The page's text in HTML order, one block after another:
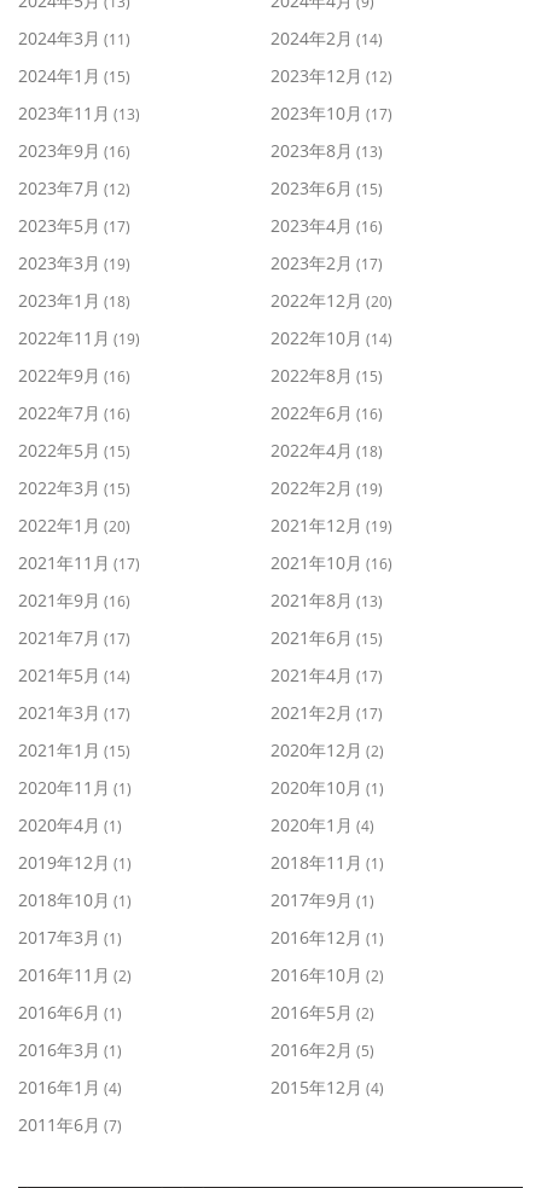
2024年3月 (11) 2024年2月 (14)
2024年1月 (15) 2023年12月 (12)
2023年11月 (13) 2023年10月 (17)
2023年9月 (16) 2023年8月 (13)
2023年7月 (12) 2023年6月 (15)
2023年5月 (17) 2023年4月 (16)
2023年3月 (19) 2023年2月 (17)
2023年1月 (18) 2022年12月 (20)
2022年11月 (19) 2022年10月 (14)
2022年9月 (16) 2022年8月 (15)
2022年7月 (16) 2022年6月 (16)
2022年5月 (15) 2022年4月 (18)
2022年3月 (15) 2022年2月 (19)
2022年1月 (20) 2021年12月 (19)
2021年11月 (17) 2021年10月 (16)
2021年9月 (16) 2021年8月 (13)
2021年7月 (17) 2021年6月 (15)
2021年5月 (14) 2021年4月 (17)
2021年3月 (17) 2021年2月 (17)
2021年1月 (15) 2020年12月 (2)
2020年11月 (1) 2020年10月 (1)
2020年4月 (1) 2020年1月 (4)
2019年12月 (1) 2018年11月 (1)
2018年10月 (1) 2017年9月 (1)
2017年3月 (1) 2016年12月 (1)
2016年11月 (2) 2016年10月 (2)
2016年6月 (1) 2016年5月 (2)
2016年3月 (1) 2016年2月 (5)
2016年1月 (4) 2015年12月 (4)
2011年6月 (7)